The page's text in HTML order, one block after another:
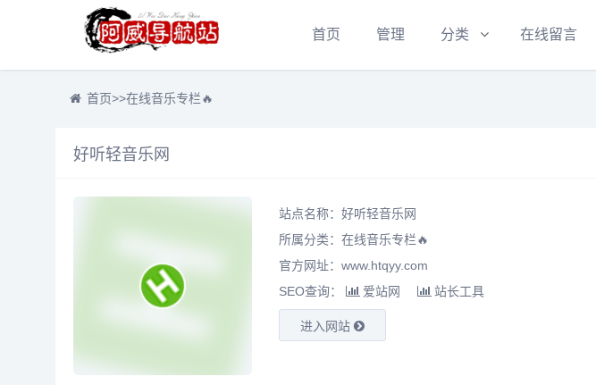
首页 管理 分类 在线留言
首页>>在线音乐专栏🔥
好听轻音乐网
站点名称：好听轻音乐网
所属分类： 在线音乐专栏🔥
官方网址：www.htqyy.com
SEO查询：
爱站网 站长工具
进入网站